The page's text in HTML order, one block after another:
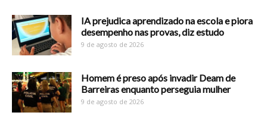
IA prejudica aprendizado na escola e piora
desempenho nas provas, diz estudo
9 de agosto de 2026
Homem é preso após invadir Deam de
Barreiras enquanto perseguia mulher
9 de agosto de 2026